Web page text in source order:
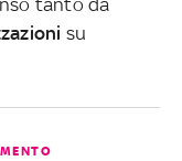
su